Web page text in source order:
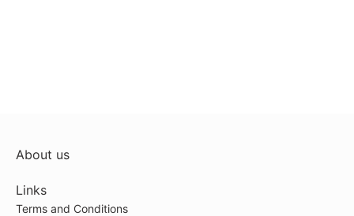
About us
Links
Terms and Conditions